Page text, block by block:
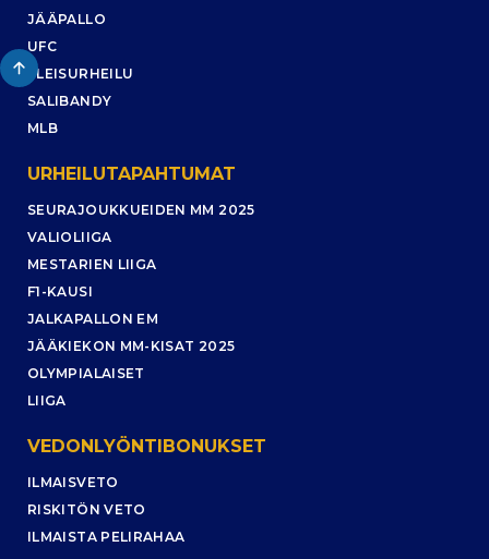
JÄÄPALLO
UFC
YLEISURHEILU
SALIBANDY
MLB
URHEILUTAPAHTUMAT
SEURAJOUKKUEIDEN MM 2025
VALIOLIIGA
MESTARIEN LIIGA
F1-KAUSI
JALKAPALLON EM
JÄÄKIEKON MM-KISAT 2025
OLYMPIALAISET
LIIGA
VEDONLYÖNTIBONUKSET
ILMAISVETO
RISKITÖN VETO
ILMAISTA PELIRAHAA